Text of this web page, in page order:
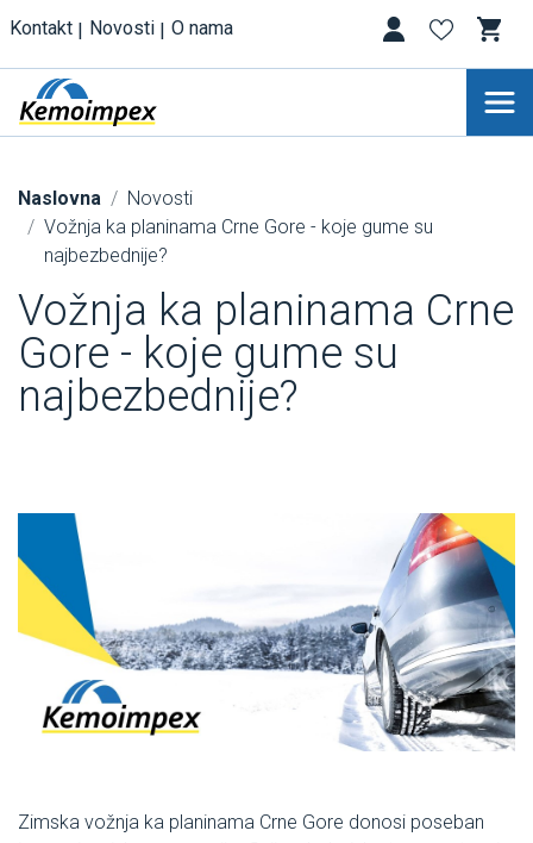
Kontakt Novosti O nama
Naslovna
Novosti
Vožnja ka planinama Crne Gore - koje gume su
najbezbednije?
Vožnja ka planinama Crne
Gore - koje gume su
najbezbednije?
Zimska vožnja ka planinama Crne Gore donosi poseban